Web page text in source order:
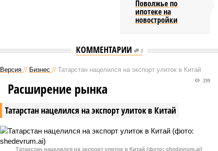
Поволжье по
ипотеке на
новостройки
КОММЕНТАРИИ 0
Версия // Бизнес // Татарстан нацелился на экспорт улиток в Китай
Татарстан нацелился на экспорт улиток в Китай
299
Расширение рынка
Татарстан нацелился на экспорт улиток в Китай (фото: shedevrum.ai)